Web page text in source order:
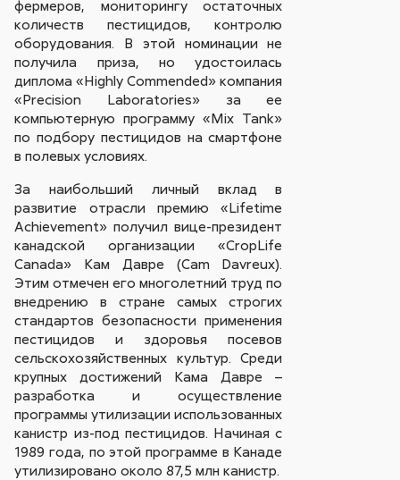
фермеров, мониторингу остаточных
количеств пестицидов, контролю
оборудования. В этой номинации не
получила приза, но удостоилась
диплома «Highly Commended» компания
«Precision Laboratories» за ее
компьютерную программу «Mix Tank»
по подбору пестицидов на смартфоне
в полевых условиях.
За наибольший личный вклад в
развитие отрасли премию «Lifetime
Achievement» получил вице-президент
канадской организации «CropLife
Canada» Кам Давре (Cam Davreux).
Этим отмечен его многолетний труд по
внедрению в стране самых строгих
стандартов безопасности применения
пестицидов и здоровья посевов
сельскохозяйственных культур. Среди
крупных достижений Кама Давре –
разработка и осуществление
программы утилизации использованных
канистр из-под пестицидов. Начиная с
1989 года, по этой программе в Канаде
утилизировано около 87,5 млн канистр.